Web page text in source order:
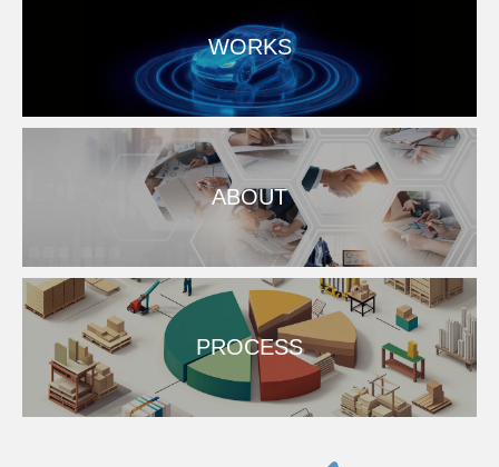
WORKS
ABOUT
PROCESS